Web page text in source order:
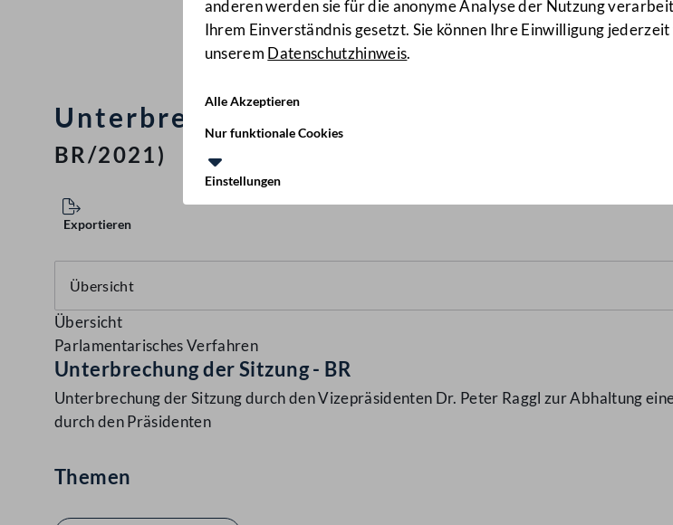
anderen werden sie für die anonyme Analyse der Nutzung
Ihrem Einverständnis gesetzt. Sie können Ihre Einwilligung
unserem Datenschutzhinweis.
Alle Akzeptieren
Nur funktionale Cookies
Einstellungen
Unterbrechung der Sitzung zur Abhaltung
BR/2021)
Exportieren
Übersicht
Parlamentarisches Verfahren
Unterbrechung der Sitzung - BR
Unterbrechung der Sitzung durch den Vizepräsidenten Dr. Peter Raggl zur Abhaltung
durch den Präsidenten
Themen